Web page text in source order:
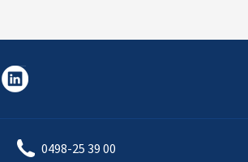
0498-25 39 00